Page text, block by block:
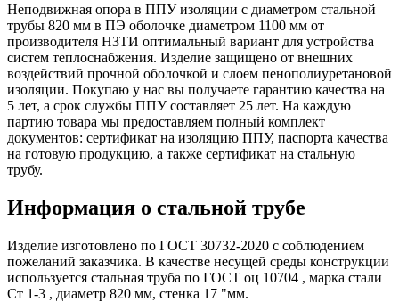
Неподвижная опора в ППУ изоляции с диаметром стальной
трубы 820 мм в ПЭ оболочке диаметром 1100 мм от
производителя НЗТИ оптимальный вариант для устройства
систем теплоснабжения. Изделие защищено от внешних
воздействий прочной оболочкой и слоем пенополиуретановой
изоляции. Покупаю у нас вы получаете гарантию качества на
5 лет, а срок службы ППУ составляет 25 лет. На каждую
партию товара мы предоставляем полный комплект
документов: сертификат на изоляцию ППУ, паспорта качества
на готовую продукцию, а также сертификат на стальную
трубу.
Информация о стальной трубе
Изделие изготовлено по ГОСТ 30732-2020 с соблюдением
пожеланий заказчика. В качестве несущей среды конструкции
используется стальная труба по ГОСТ оц 10704 , марка стали
Ст 1-3 , диаметр 820 мм, стенка 17 "мм.